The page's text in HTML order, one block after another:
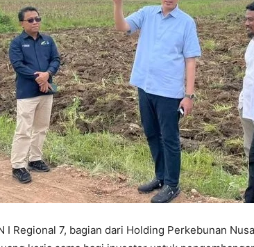
I Regional 7, bagian dari Holding Perkebunan